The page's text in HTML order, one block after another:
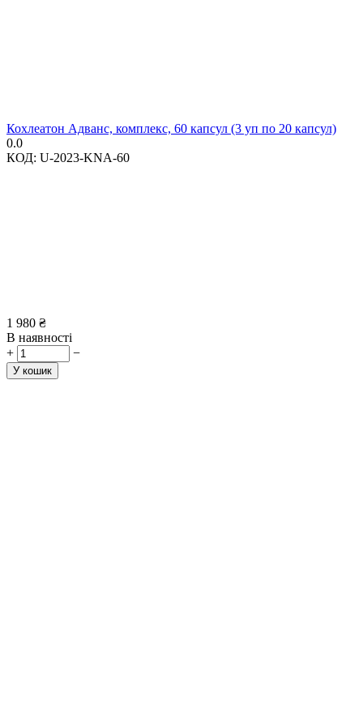
Кохлеатон Адванс, комплекс, 60 капсул (3 уп по 20 капсул)
0.0
КОД: U-2023-KNA-60
1 980 ₴
В наявності
+
−
У кошик